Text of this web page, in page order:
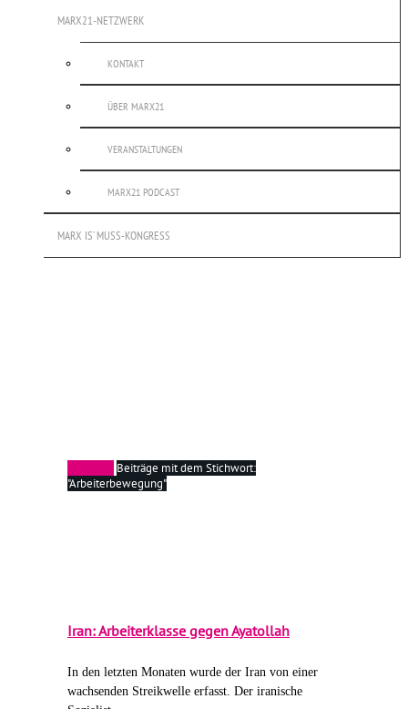
MARX21-NETZWERK
KONTAKT
ÜBER MARX21
VERANSTALTUNGEN
MARX21 PODCAST
MARX IS’ MUSS-KONGRESS
Beiträge mit dem Stichwort:
"Arbeiterbewegung"
Iran: Arbeiterklasse gegen Ayatollah
In den letzten Monaten wurde der Iran von einer
wachsenden Streikwelle erfasst. Der iranische